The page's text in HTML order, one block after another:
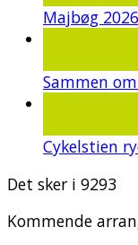
Majbøg
Sammen
Cykelstien
Det sker i 9293
Kommende